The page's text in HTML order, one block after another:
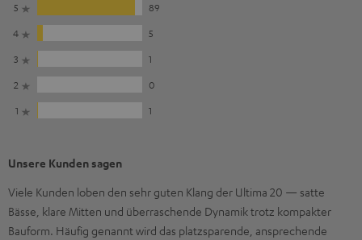
5
89
4
5
3
1
2
0
1
1
Unsere Kunden sagen
Viele Kunden loben den sehr guten Klang der Ultima 20 — satte
Bässe, klare Mitten und überraschende Dynamik trotz kompakter
Bauform. Häufig genannt wird das platzsparende, ansprechende